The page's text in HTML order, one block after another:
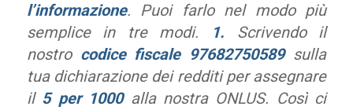
l’informazione. Puoi farlo nel modo più
semplice in tre modi.
1. Scrivendo il
nostro codice fiscale 97682750589sulla
tua dichiarazione dei redditi per assegnare
il 5 per 1000alla nostra ONLUS. Così ci